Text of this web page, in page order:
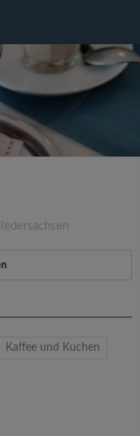
Kaffee und Kuchen